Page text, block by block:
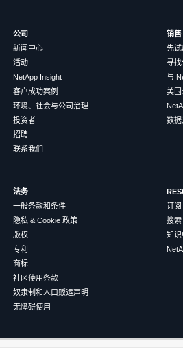
公司
新闻中心
活动
NetApp Insight
客户成功案例
环境、社会与公司治理
投资者
招聘
联系我们
销售
先试
寻找
与
美国
数据
法务
一般条款和条件
隐私 & Cookie 政策
版权
专利
商标
社区使用条款
奴隶制和人口贩运声明
无障碍使用
订阅
搜索
知识